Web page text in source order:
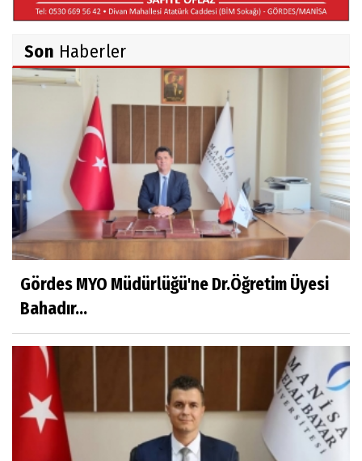
Ahmet İNCE
Beyaz Gömlekli Adam!
Prof.Dr.Ayşe İLKER
Adı Sanı Olmak
Eylül SEYHAN
Gezerken Zamanın Kollarındaki Ruhuma
Rastlamak
Kahramanlar
Prof.Dr.Süleyman Sami İLKER
Mühendislerin de Sanat Ruhu Olmalı
Son Haberler
Gördes MYO Müdürlüğü'ne Dr.Öğretim Üyesi
Bahadır...